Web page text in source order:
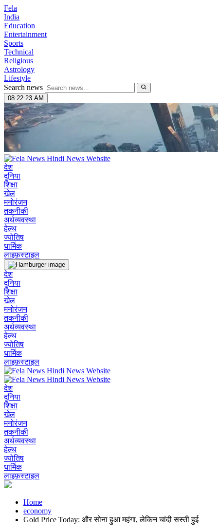
Fela
India
Education
Entertainment
Sports
Technical
Religious
Astrology
Lifestyle
Search news
08:22:24 AM
देश
दुनिया
शिक्षा
खेल
मनोरंजन
तकनीकी
अर्थव्यवस्था
हेल्थ
ज्योतिष
धार्मिक
लाइफ़स्टाइल
देश
दुनिया
शिक्षा
खेल
मनोरंजन
तकनीकी
अर्थव्यवस्था
हेल्थ
ज्योतिष
धार्मिक
लाइफ़स्टाइल
देश
दुनिया
शिक्षा
खेल
मनोरंजन
तकनीकी
अर्थव्यवस्था
हेल्थ
ज्योतिष
धार्मिक
लाइफ़स्टाइल
Home
economy
Gold Price Today: और सोना हुआ महंगा, लेकिन चांदी सस्ती हुई